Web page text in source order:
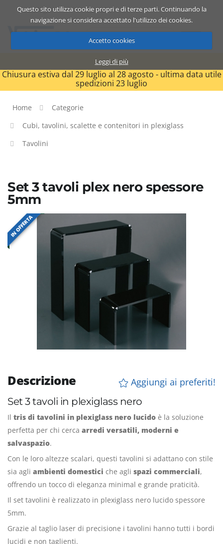
Questo sito utilizza cookie propri e di terze parti. Continuando la
navigazione si considera accettato l'utilizzo dei cookies.
Accetto cookies
Leggi di più
Catalogo Carrello ITA
Chiusura estiva dal 29 luglio al 28 agosto - ultima data utile
spedizioni 23 luglio
Home
Categorie
Cubi, tavolini, scalette e contenitori in plexiglass
Tavolini
Set 3 tavoli plex nero spessore
5mm
IN OFFERTA
Descrizione
Aggiungi ai preferiti!
Set 3 tavoli in plexiglass nero
Il tris di tavolini in plexiglass nero lucido è la soluzione
perfetta per chi cerca arredi versatili, moderni e
salvaspazio.
Con le loro altezze scalari, questi tavolini si adattano con stile
sia agli ambienti domestici che agli spazi commerciali,
offrendo un tocco di eleganza minimal e grande praticità.
Il set tavolini è realizzato in plexiglass nero lucido spessore
5mm.
Grazie al taglio laser di precisione i tavolini hanno tutti i bordi
lucidi e non taglienti.